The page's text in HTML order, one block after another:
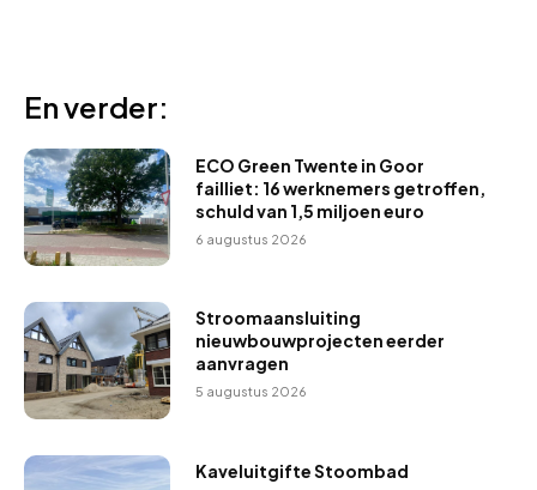
En verder:
ECO Green Twente in Goor
failliet: 16 werknemers getroffen,
schuld van 1,5 miljoen euro
6 augustus 2026
Stroomaansluiting
nieuwbouwprojecten eerder
aanvragen
5 augustus 2026
Kaveluitgifte Stoombad